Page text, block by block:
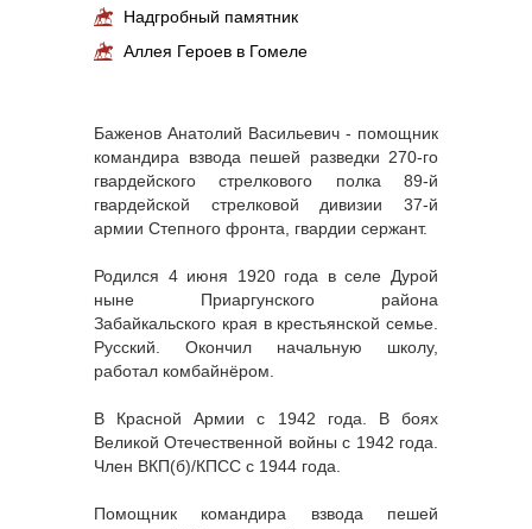
Надгробный памятник
Аллея Героев в Гомеле
Баженов Анатолий Васильевич - помощник
командира взвода пешей разведки 270-го
гвардейского стрелкового полка 89-й
гвардейской стрелковой дивизии 37-й
армии Степного фронта, гвардии сержант.
Родился 4 июня 1920 года в селе Дурой
ныне Приаргунского района
Забайкальского края в крестьянской семье.
Русский. Окончил начальную школу,
работал комбайнёром.
В Красной Армии с 1942 года. В боях
Великой Отечественной войны с 1942 года.
Член ВКП(б)/КПСС с 1944 года.
Помощник командира взвода пешей